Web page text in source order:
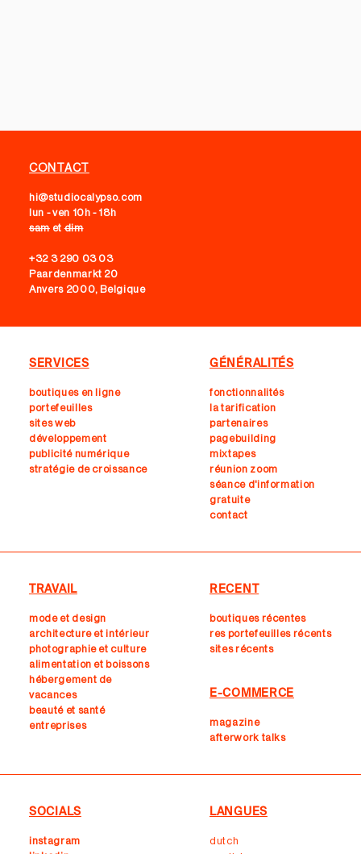
CONTACT
hi@studiocalypso.com
lun - ven 10h - 18h
sametdim
+32 3 290 03 03
Paardenmarkt 20
Anvers 2000, Belgique
SERVICES
boutiques en ligne
portefeuilles
sites web
développement
publicité numérique
stratégie de croissance
GÉNÉRALITÉS
fonctionnalités
la tarification
partenaires
pagebuilding
mixtapes
réunion zoom
séance d'information
gratuite
contact
TRAVAIL
mode et design
architecture et intérieur
photographie et culture
alimentation et boissons
hébergement de
vacances
beauté et santé
entreprises
RECENT
boutiques récentes
res portefeuilles récents
sites récents
E-COMMERCE
magazine
afterwork talks
SOCIALS
instagram
LANGUES
dutch